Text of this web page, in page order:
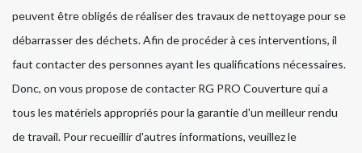
peuvent être obligés de réaliser des travaux de nettoyage pour se
débarrasser des déchets. Afin de procéder à ces interventions, il
faut contacter des personnes ayant les qualifications nécessaires.
Donc, on vous propose de contacter RG PRO Couverture qui a
tous les matériels appropriés pour la garantie d'un meilleur rendu
de travail. Pour recueillir d'autres informations, veuillez le